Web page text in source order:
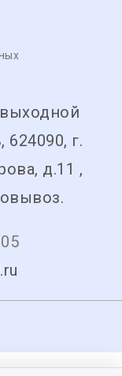
624090, г.
д.11 ,